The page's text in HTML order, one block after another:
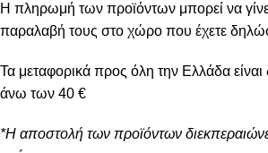
Η πληρωμή των προϊόντων μπορεί να
παραλαβή τους στο χώρο που έχετε
Τα μεταφορικά προς όλη την Ελλάδα
άνω των 40 €
*Η αποστολή των προϊόντων